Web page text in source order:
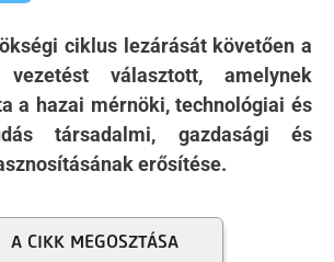
ciklus lezárását követően a
választott, amelynek
a hazai mérnöki, technológiai és
társadalmi, gazdasági és
erősítése.
A CIKK MEGOSZTÁSA